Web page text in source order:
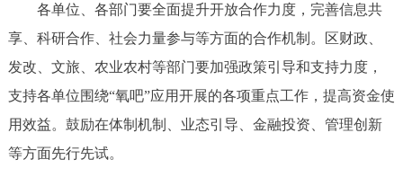
各单位、各部门要全面提升开放合作力度，完善信息共
享、科研合作、社会力量参与等方面的合作机制。
区财政、
发改、文旅、农业农村等部门要加强政策引导和支持力度，
支持各单位围绕“氧吧”应用开展的各项重点工作，提高资金使
用效益。 鼓励在体制机制、业态引导、金融投资、管理创新
等方面先行先试。